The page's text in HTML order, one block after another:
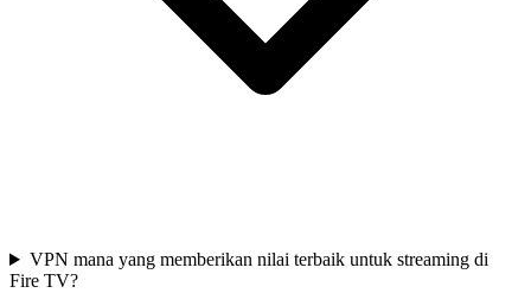
VPN mana yang memberikan nilai terbaik untuk streaming di
Fire TV?